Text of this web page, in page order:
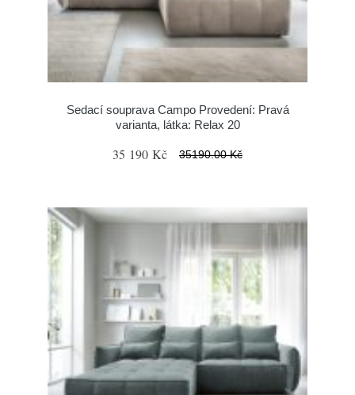
Sedací souprava Campo Provedení: Pravá
varianta, látka: Relax 20
35 190 Kč 35190.00 Kč